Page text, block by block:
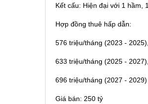
Kết cấu: Hiện đại với 1 hầm,
Hợp đồng thuê hấp dẫn:
576 triệu/tháng (2023 - 2025),
633 triệu/tháng (2025 - 2027),
696 triệu/tháng (2027 - 2029)
Giá bán: 250 tỷ